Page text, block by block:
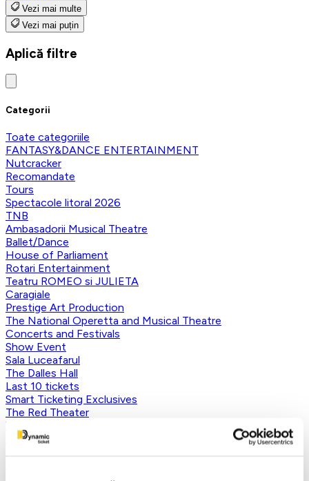
Vezi mai multe
Vezi mai puțin
Aplică filtre
Categorii
Toate categoriile
FANTASY&DANCE ENTERTAINMENT
Nutcracker
Recomandate
Tours
Spectacole litoral 2026
TNB
Ambasadorii Musical Theatre
Ballet/Dance
House of Parliament
Rotari Entertainment
Teatru ROMEO si JULIETA
Caragiale
Prestige Art Production
The National Operetta and Musical Theatre
Concerts and Festivals
Show Event
Sala Luceafarul
The Dalles Hall
Last 10 tickets
Smart Ticketing Exclusives
The Red Theater
Victory of Art
For Kids
Concordia Theater Company